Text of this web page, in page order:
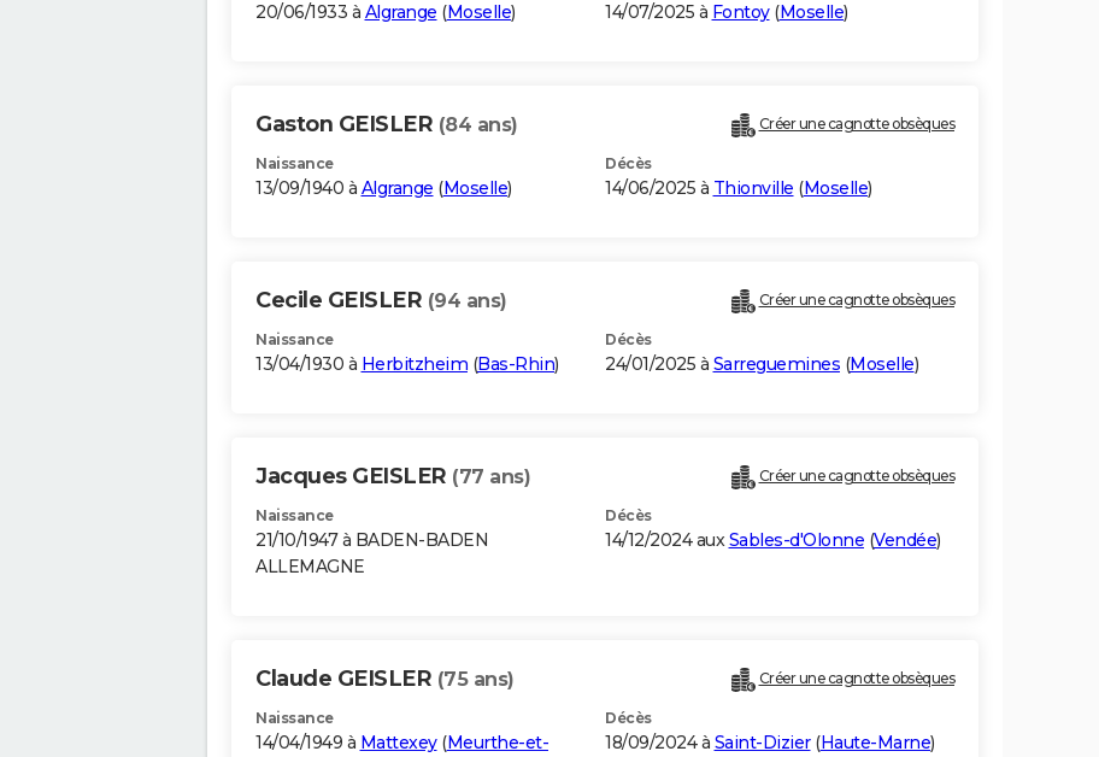
20/06/1933 à Algrange (Moselle) 14/07/2025 à Fontoy(Moselle)
Gaston GEISLER (84 ans) Créer une cagnotte obsèques
Naissance
13/09/1940 à Algrange (Moselle)
Décès
14/06/2025 à Thionville (Moselle)
Cecile GEISLER (94 ans) Créer une cagnotte obsèques
Naissance
13/04/1930 à Herbitzheim (Bas-Rhin)
Décès
24/01/2025 à Sarreguemines (Moselle)
Jacques GEISLER (77 ans) Créer une cagnotte obsèques
Naissance
21/10/1947 à BADEN-BADEN
ALLEMAGNE
Décès
14/12/2024 auxSables-d'Olonne (Vendée)
Claude GEISLER (75 ans) Créer une cagnotte obsèques
Naissance
14/04/1949 à Mattexey(Meurthe-et-
Décès
18/09/2024 à Saint-Dizier(Haute-Marne)